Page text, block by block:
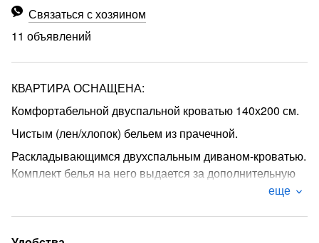
Связаться с хозяином
11 объявлений
КВАРТИРА ОСНАЩЕНА:
Комфортабельной двуспальной кроватью 140х200 см.
Чистым (лен/хлопок) бельем из прачечной.
Раскладывающимся двухспальным диваном-кроватью.
Комплект белья на него выдается за дополнительную
бытовая техника (телевизор, кабельное TV и
еще